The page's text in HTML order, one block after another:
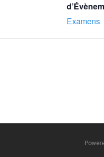
Examens